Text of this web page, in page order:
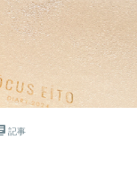
記事